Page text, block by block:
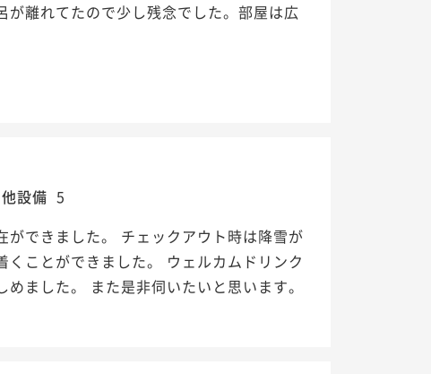
離れてたので少し残念でした。部屋は広
設備 5
できました。 チェックアウト時は降雪が
ことができました。 ウェルカムドリンク
ました。 また是非伺いたいと思います。